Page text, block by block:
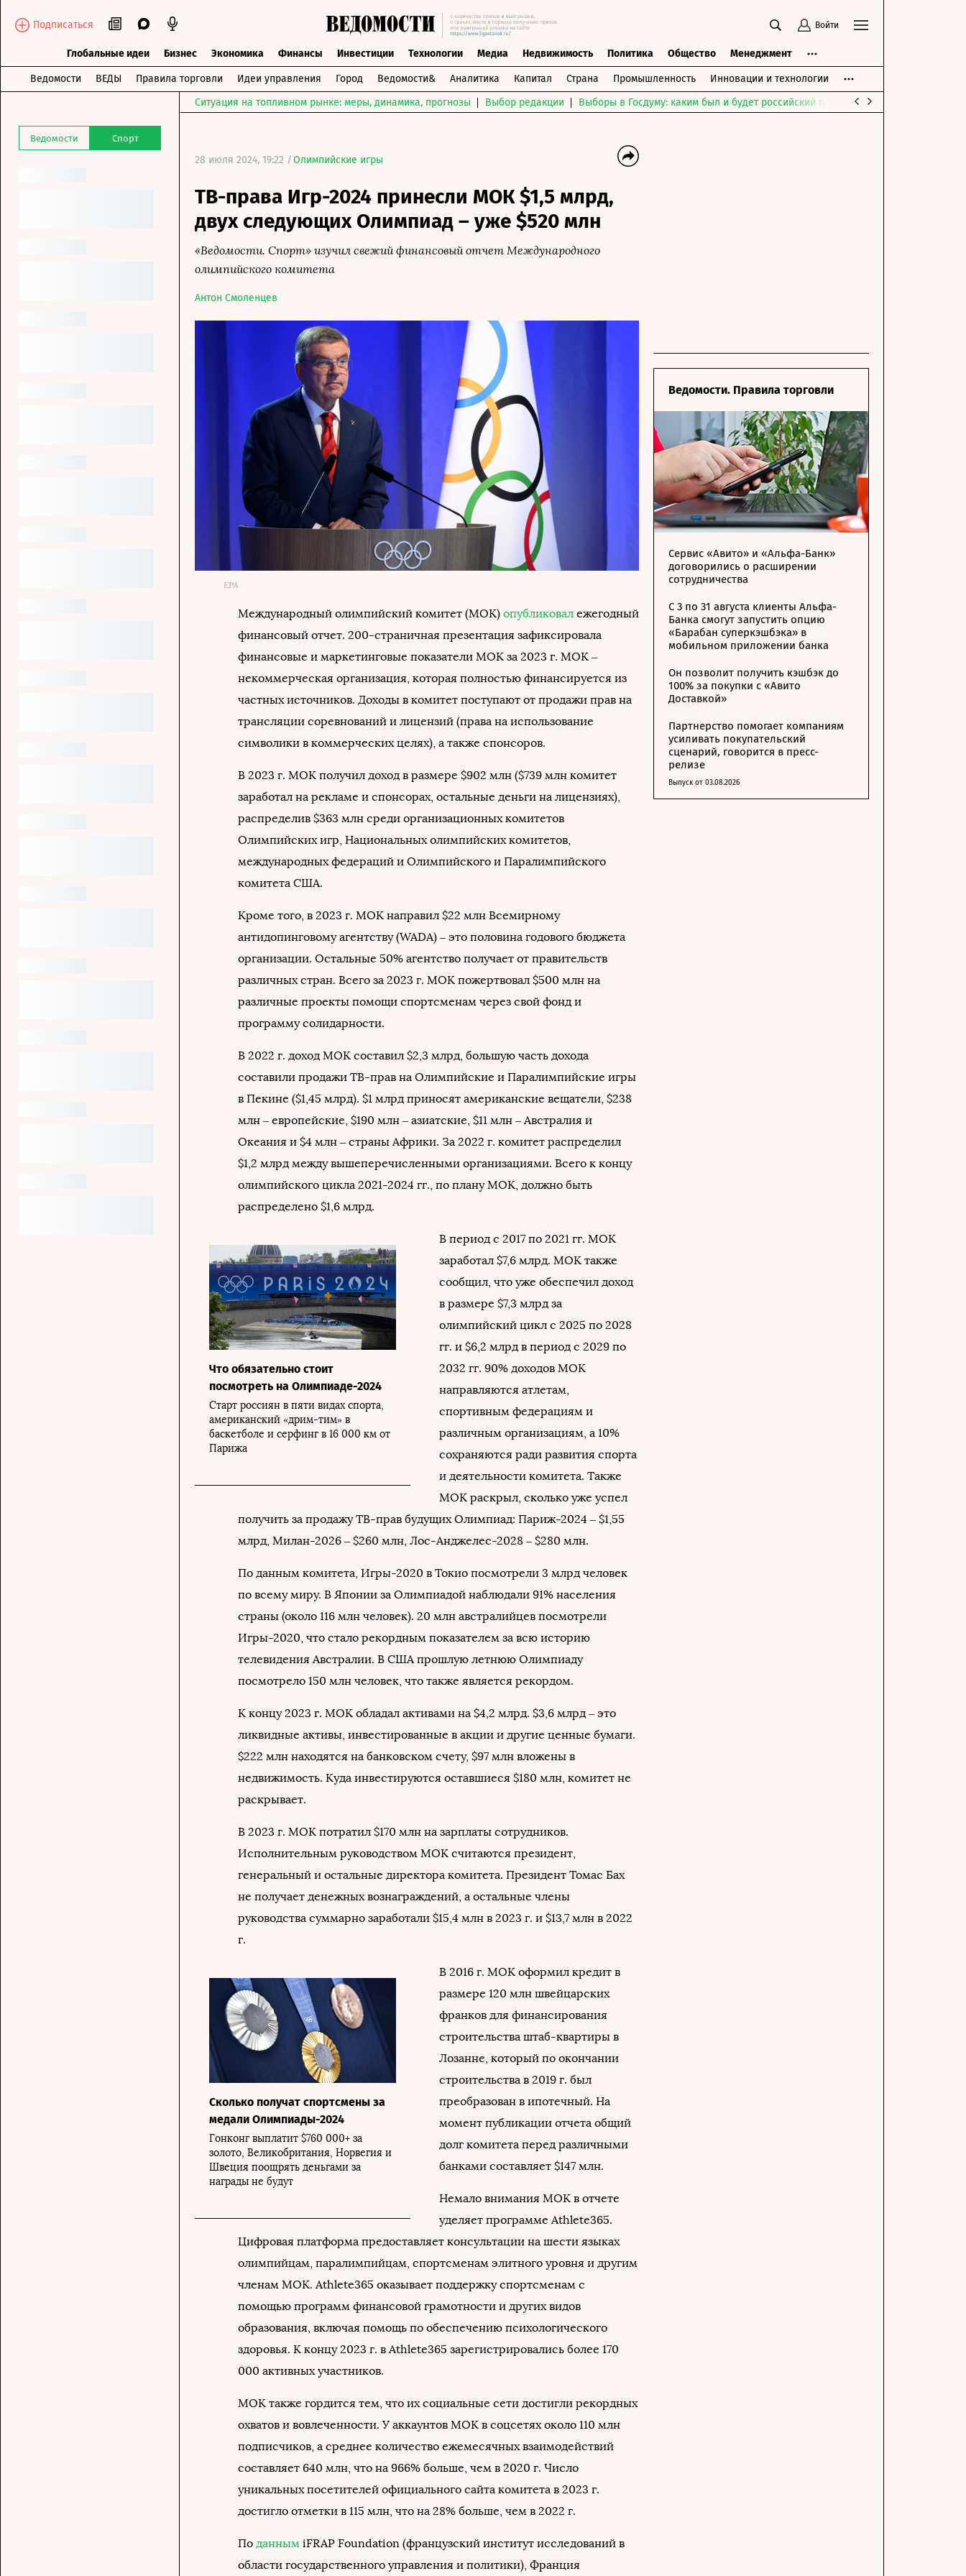
Подписаться Войти
Глобальные идеи Бизнес Экономика Финансы Инвестиции Технологии Медиа Недвижимость Политика Общество Менеджмент
Ведомости ВЕДЫ Правила торговли Идеи управления Город Ведомости& Аналитика Капитал Страна Промышленность Инновации и технологии
Ведомости Спорт
Ситуация на топливном рынке: меры, динамика, прогнозы Выбор редакции Выборы в Госдуму: каким был и будет российский парламент
28 июля 2024, 19:22 /Олимпийские игры
ТВ-права Игр-2024 принесли МОК $1,5 млрд,
двух следующих Олимпиад – уже $520 млн
«Ведомости. Спорт» изучил свежий финансовый отчет Международного
олимпийского комитета
Антон Смоленцев
EPA
Международный олимпийский комитет (МОК) опубликовал ежегодный
финансовый отчет. 200-страничная презентация зафиксировала
финансовые и маркетинговые показатели МОК за 2023 г. МОК –
некоммерческая организация, которая полностью финансируется из
частных источников. Доходы в комитет поступают от продажи прав на
трансляции соревнований и лицензий (права на использование
символики в коммерческих целях), а также спонсоров.
В 2023 г. МОК получил доход в размере $902 млн ($739 млн комитет
заработал на рекламе и спонсорах, остальные деньги на лицензиях),
распределив $363 млн среди организационных комитетов
Олимпийских игр, Национальных олимпийских комитетов,
международных федераций и Олимпийского и Паралимпийского
комитета США.
Кроме того, в 2023 г. МОК направил $22 млн Всемирному
антидопинговому агентству (WADA) – это половина годового бюджета
организации. Остальные 50% агентство получает от правительств
различных стран. Всего за 2023 г. МОК пожертвовал $500 млн на
различные проекты помощи спортсменам через свой фонд и
программу солидарности.
В 2022 г. доход МОК составил $2,3 млрд, большую часть дохода
составили продажи ТВ-прав на Олимпийские и Паралимпийские игры
в Пекине ($1,45 млрд). $1 млрд приносят американские вещатели, $238
млн – европейские, $190 млн – азиатские, $11 млн – Австралия и
Океания и $4 млн – страны Африки. За 2022 г. комитет распределил
$1,2 млрд между вышеперечисленными организациями. Всего к концу
олимпийского цикла 2021-2024 гг., по плану МОК, должно быть
распределено $1,6 млрд.
Что обязательно стоит
посмотреть на Олимпиаде-2024
Старт россиян в пяти видах спорта,
американский «дрим-тим» в
баскетболе и серфинг в 16 000 км от
Парижа
В период с 2017 по 2021 гг. МОК
заработал $7,6 млрд. МОК также
сообщил, что уже обеспечил доход
в размере $7,3 млрд за
олимпийский цикл с 2025 по 2028
гг. и $6,2 млрд в период с 2029 по
2032 гг. 90% доходов МОК
направляются атлетам,
спортивным федерациям и
различным организациям, а 10%
сохраняются ради развития спорта
и деятельности комитета. Также
МОК раскрыл, сколько уже успел
получить за продажу ТВ-прав будущих Олимпиад: Париж-2024 – $1,55
млрд, Милан-2026 – $260 млн, Лос-Анджелес-2028 – $280 млн.
По данным комитета, Игры-2020 в Токио посмотрели 3 млрд человек
по всему миру. В Японии за Олимпиадой наблюдали 91% населения
страны (около 116 млн человек). 20 млн австралийцев посмотрели
Игры-2020, что стало рекордным показателем за всю историю
телевидения Австралии. В США прошлую летнюю Олимпиаду
посмотрело 150 млн человек, что также является рекордом.
К концу 2023 г. МОК обладал активами на $4,2 млрд. $3,6 млрд – это
ликвидные активы, инвестированные в акции и другие ценные бумаги.
$222 млн находятся на банковском счету, $97 млн вложены в
недвижимость. Куда инвестируются оставшиеся $180 млн, комитет не
раскрывает.
В 2023 г. МОК потратил $170 млн на зарплаты сотрудников.
Исполнительным руководством МОК считаются президент,
генеральный и остальные директора комитета. Президент Томас Бах
не получает денежных вознаграждений, а остальные члены
руководства суммарно заработали $15,4 млн в 2023 г. и $13,7 млн в 2022
г.
Сколько получат спортсмены за
медали Олимпиады-2024
Гонконг выплатит $760 000+ за
золото, Великобритания, Норвегия и
Швеция поощрять деньгами за
награды не будут
В 2016 г. МОК оформил кредит в
размере 120 млн швейцарских
франков для финансирования
строительства штаб-квартиры в
Лозанне, который по окончании
строительства в 2019 г. был
преобразован в ипотечный. На
момент публикации отчета общий
долг комитета перед различными
банками составляет $147 млн.
Немало внимания МОК в отчете
уделяет программе Athlete365.
Цифровая платформа предоставляет консультации на шести языках
олимпийцам, паралимпийцам, спортсменам элитного уровня и другим
членам МОК. Athlete365 оказывает поддержку спортсменам с
помощью программ финансовой грамотности и других видов
образования, включая помощь по обеспечению психологического
здоровья. К концу 2023 г. в Athlete365 зарегистрировались более 170
000 активных участников.
МОК также гордится тем, что их социальные сети достигли рекордных
охватов и вовлеченности. У аккаунтов МОК в соцсетях около 110 млн
подписчиков, а среднее количество ежемесячных взаимодействий
составляет 640 млн, что на 966% больше, чем в 2020 г. Число
уникальных посетителей официального сайта комитета в 2023 г.
достигло отметки в 115 млн, что на 28% больше, чем в 2022 г.
По данным iFRAP Foundation (французский институт исследований в
области государственного управления и политики), Франция
Ведомости. Правила торговли
Сервис «Авито» и «Альфа-Банк»
договорились о расширении
сотрудничества
С 3 по 31 августа клиенты Альфа-
Банка смогут запустить опцию
«Барабан суперкэшбэка» в
мобильном приложении банка
Он позволит получить кэшбэк до
100% за покупки с «Авито
Доставкой»
Партнерство помогает компаниям
усиливать покупательский
сценарий, говорится в пресс-
релизе
Выпуск от 03.08.2026